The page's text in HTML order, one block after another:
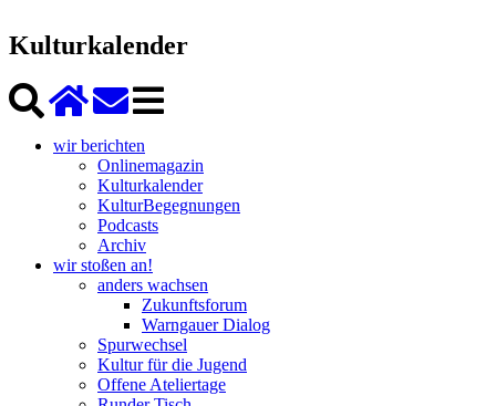
Kulturkalender
wir berichten
Onlinemagazin
Kulturkalender
KulturBegegnungen
Podcasts
Archiv
wir stoßen an!
anders wachsen
Zukunftsforum
Warngauer Dialog
Spurwechsel
Kultur für die Jugend
Offene Ateliertage